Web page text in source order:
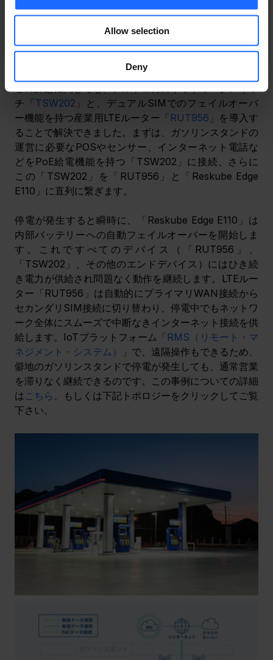
Allow selection
Deny
ガソリンスタンド内に設置してある様々な機器
（POSセンサー、監視カメラ、POSシステム、漏
洩センサー等）を「Reskube Edge E11」に接続す
チ「 TSW202 」と、デュアルSIMでのフェイルオーバ
ー機能を持つ産業用LTEルーター「 RUT956 」を導入す
ることで解決できました。まずは、ガソリンスタンドの
運営に必要なPOSやセンサー、インターネット電話な
どをPoE給電機能を持つ「TSW202」に接続、さらに
この「TSW202」を「RUT956」と「Reskube Edge
E110」に直列に繋ぎます。
停電が発生すると瞬時に、「Reskube Edge E110」は
内部バッテリーへの自動フェイルオーバーを開始しま
す。これですべてのデバイス（「RUT956」、
「TSW202」、その他のエンドデバイス）にはひき続
き電力が供給され問題なく動作を継続します。LTEルー
ター「RUT956」は自動的にプライマリWAN接続から
セカンダリSIM接続に切り替わり、停電中でもネットワ
ーク全体にスムーズで中断なきインターネット接続を供
給します。IoTプラットフォーム「 RMS（リモート・マ
ネジメント・システム）
」で、遠隔操作もできるため、
僻地のガソリンスタンドで停電が発生しても、通常営業
を滞りなく継続できるのです。この事例についての詳細
は こちら
、もしくは下記トポロジーをクリックしてご覧
下さい。